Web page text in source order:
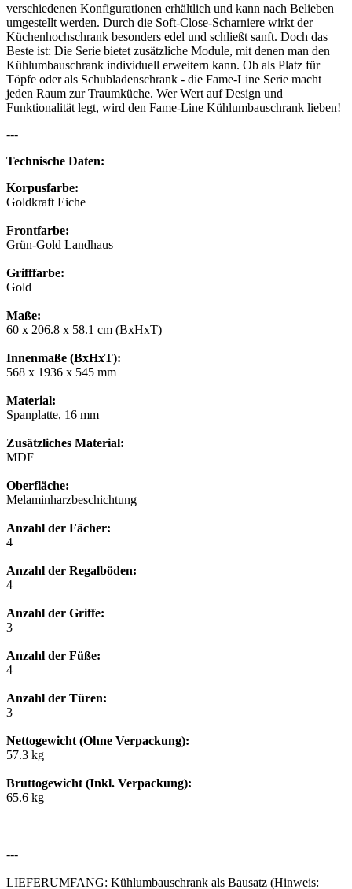
verschiedenen Konfigurationen erhältlich und kann nach Belieben
umgestellt werden. Durch die Soft-Close-Scharniere wirkt der
Küchenhochschrank besonders edel und schließt sanft. Doch das
Beste ist: Die Serie bietet zusätzliche Module, mit denen man den
Kühlumbauschrank individuell erweitern kann. Ob als Platz für
Töpfe oder als Schubladenschrank - die Fame-Line Serie macht
jeden Raum zur Traumküche. Wer Wert auf Design und
Funktionalität legt, wird den Fame-Line Kühlumbauschrank lieben!
---
Technische Daten:
Korpusfarbe:
Goldkraft Eiche
Frontfarbe:
Grün-Gold Landhaus
Grifffarbe:
Gold
Maße:
60 x 206.8 x 58.1 cm (BxHxT)
Innenmaße (BxHxT):
568 x 1936 x 545 mm
Material:
Spanplatte, 16 mm
Zusätzliches Material:
MDF
Oberfläche:
Melaminharzbeschichtung
Anzahl der Fächer:
4
Anzahl der Regalböden:
4
Anzahl der Griffe:
3
Anzahl der Füße:
4
Anzahl der Türen:
3
Nettogewicht (Ohne Verpackung):
57.3 kg
Bruttogewicht (Inkl. Verpackung):
65.6 kg
---
LIEFERUMFANG: Kühlumbauschrank als Bausatz (Hinweis: